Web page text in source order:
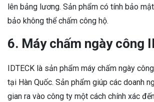
lên bảng lương. Sản phẩm có tính bảo
bảo không thể chấm công hộ.
6. Máy chấm ngày công
IDTECK là sản phẩm máy chấm ngày
tại Hàn Quốc. Sản phẩm giúp các doanh
gian ra vào công ty một cách chính xác